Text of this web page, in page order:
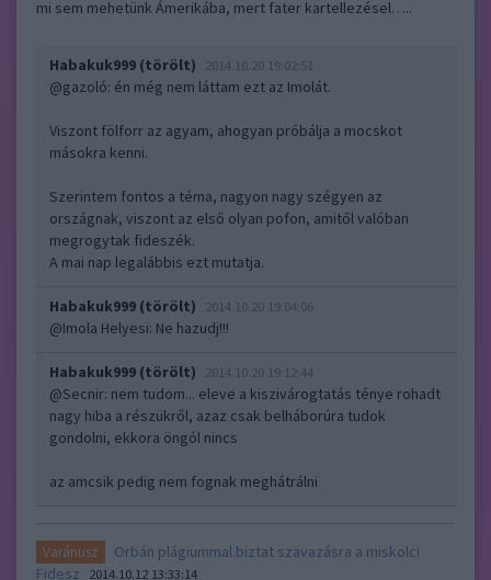
mi sem mehetünk Ámerikába, mert fater kartellezésel…..
Habakuk999 (törölt) 2014.10.20 19:02:51
@gazoló: én még nem láttam ezt az Imolát.
Viszont fölforr az agyam, ahogyan próbálja a mocskot
másokra kenni.
Szerintem fontos a téma, nagyon nagy szégyen az
országnak, viszont az első olyan pofon, amitől valóban
megrogytak fideszék.
A mai nap legalábbis ezt mutatja.
Habakuk999 (törölt) 2014.10.20 19:04:06
@Imola Helyesi: Ne hazudj!!!
Habakuk999 (törölt) 2014.10.20 19:12:44
@Secnir: nem tudom... eleve a kiszivárogtatás ténye rohadt
nagy hiba a részükről, azaz csak belháborúra tudok
gondolni, ekkora öngól nincs
az amcsik pedig nem fognak meghátrálni
Varánusz
Orbán plágiummal biztat szavazásra a miskolci
Fidesz
2014.10.12 13:33:14